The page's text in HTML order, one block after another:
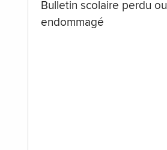
Bulletin scolaire perdu ou
endommagé